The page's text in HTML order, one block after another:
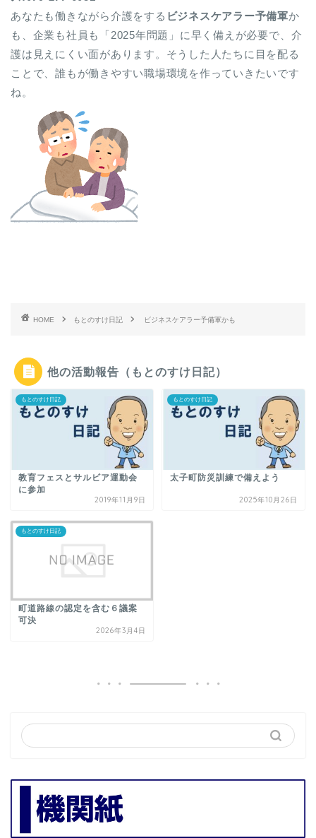
あなたも働きながら介護をする ビジネスケアラー予備軍か
も、企業も社員も「2025年問題」に早く備えが必要で、介
護は見えにくい面があります。そうした人たちに目を配る
ことで、誰もが働きやすい職場環境を作っていきたいです
ね。
HOME もとのすけ日記 ビジネスケアラー予備軍かも
他の活動報告（もとのすけ日記）
もとのすけ日記
教育フェスとサルビア運動会
に参加
2019年11月9日
もとのすけ日記
太子町防災訓練で備えよう
2025年10月26日
もとのすけ日記
町道路線の認定を含む６議案
可決
2026年3月4日